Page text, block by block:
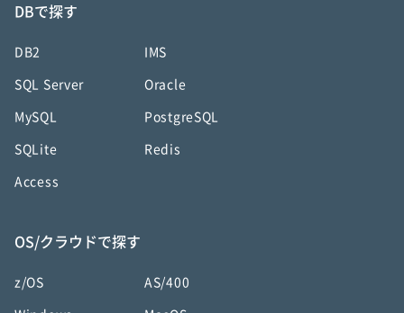
DBで探す
DB2 IMS
SQL Server Oracle
MySQL PostgreSQL
SQLite Redis
Access
OS/クラウドで探す
z/OS AS/400